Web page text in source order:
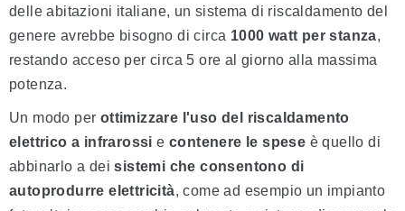
delle abitazioni italiane, un sistema di riscaldamento del
genere avrebbe bisogno di circa 1000 watt per stanza,
restando acceso per circa 5 ore al giorno alla massima
potenza.
Un modo per ottimizzare l'uso del riscaldamento
elettrico a infrarossi econtenere le spese è quello di
abbinarlo a deisistemi che consentono di
autoprodurre elettricità, come ad esempio un impianto